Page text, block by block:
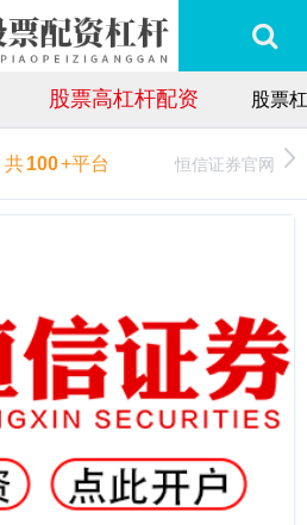
股票高杠杆配资 股票
共100+平台 恒信证券官网